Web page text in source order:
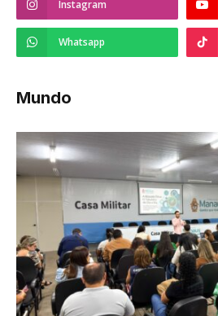
Instagram
Whatsapp
Mundo